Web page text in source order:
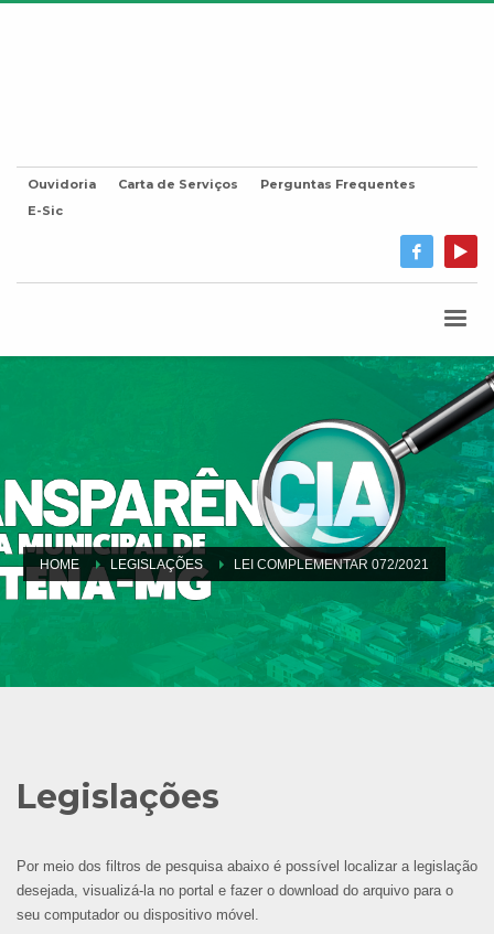
Ouvidoria Carta de Serviços
Perguntas Frequentes
E-Sic
HOME LEGISLAÇÕES LEI COMPLEMENTAR 072/2021
Legislações
Por meio dos filtros de pesquisa abaixo é possível localizar a legislação
desejada, visualizá-la no portal e fazer o download do arquivo para o
seu computador ou dispositivo móvel.